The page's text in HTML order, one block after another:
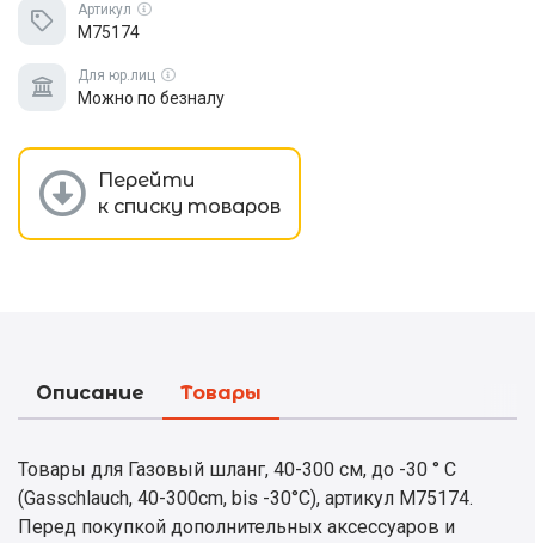
Артикул
M75174
Для юр.лиц
Можно по безналу
Перейти
к списку товаров
Описание Товары
Товары для Газовый шланг, 40-300 см, до -30 ° C
(Gasschlauch, 40-300cm, bis -30°C), артикул M75174.
Перед покупкой дополнительных аксессуаров и